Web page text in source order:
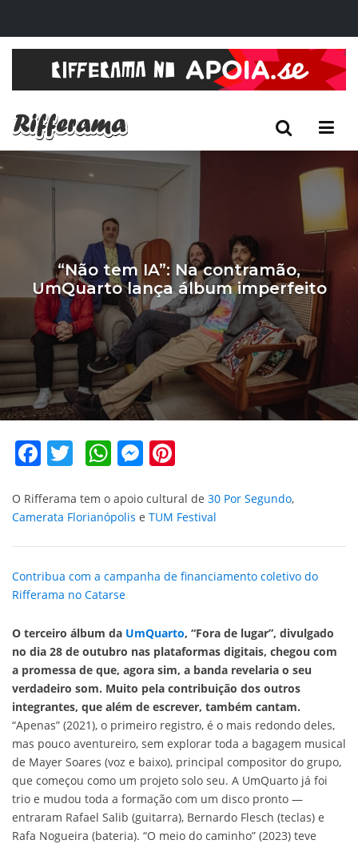
“Não tem IA”: Na contramão,
UmQuarto lança álbum imperfeito
Facebook
Twitter
WhatsApp
Messenger
O Rifferama tem o apoio cultural de 30 Por Segundo,
Camerata Florianópolis e TUM Festival
Contribua com a campanha de financiamento coletivo do
Rifferama no Catarse
O terceiro álbum da UmQuarto, “Fora de lugar”, divulgado
no dia 28 de outubro nas plataformas digitais, chegou com
a promessa de que, agora sim, a banda revelaria o seu
verdadeiro som. Muito pela contribuição dos outros
integrantes, que além de escrever, também cantam.
“Apenas” (2021), o primeiro registro, é o mais redondo deles,
mas pouco aventureiro, sem explorar toda a bagagem musical
de Mayer Soares (voz e baixo), principal compositor do grupo,
que começou como um projeto solo seu. A UmQuarto já foi
trio e mudou toda a formação com um disco pronto —
entraram Rafael Salib (guitarra), Bernardo Flesch (teclas) e
Rafa Nogueira (bateria). “O meio do caminho” (2023) teve